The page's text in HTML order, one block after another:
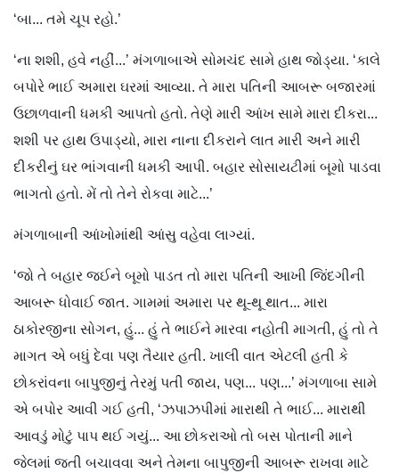
‘બા... તમે ચૂપ રહો.’
‘ના શશી, હવે નહીં...’ મંગળાબાએ સોમચંદ સામે હાથ જોડ્યા. ‘કાલે
બપોરે ભાઈ અમારા ઘરમાં આવ્યા. તે મારા પતિની આબરૂ બજારમાં
ઉછાળવાની ધમકી આપતો હતો. તેણે મારી આંખ સામે મારા દીકરા...
શશી પર હાથ ઉપાડ્યો, મારા નાના દીકરાને લાત મારી અને મારી
દીકરીનું ઘર ભાંગવાની ધમકી આપી. બહાર સોસાયટીમાં બૂમો પાડવા
ભાગતો હતો. મેં તો તેને રોકવા માટે...’
મંગળાબાની આંખોમાંથી આંસુ વહેવા લાગ્યાં.
‘જો તે બહાર જઈને બૂમો પાડત તો મારા પતિની આખી જિંદગીની
આબરૂ ધોવાઈ જાત. ગામમાં અમારા પર થૂ-થૂ થાત... મારા
ઠાકોરજીના સોગન, હું... હું તે ભાઈને મારવા નહોતી માગતી, હું તો તે
માગત એ બધું દેવા પણ તૈયાર હતી. ખાલી વાત એટલી હતી કે
છોકરાંવના બાપુજીનું તેરમું પતી જાય, પણ... પણ...’ મંગળાબા સામે
એ બપોર આવી ગઈ હતી, ‘ઝપાઝપીમાં મારાથી તે ભાઈ... મારાથી
આવડું મોટું પાપ થઈ ગયું... આ છોકરાઓ તો બસ પોતાની માને
જેલમાં જતી બચાવવા અને તેમના બાપુજીની આબરૂ રાખવા માટે